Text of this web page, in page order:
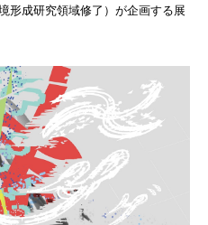
形成研究領域修了）が企画する展